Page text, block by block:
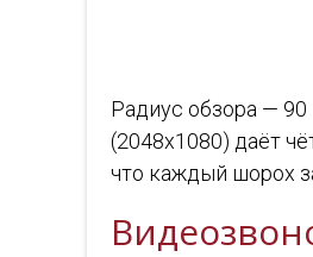
Радиус обзора —
(2048x1080) даёт
что каждый шорох